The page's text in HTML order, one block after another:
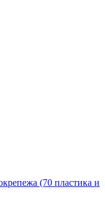
(70 пластика и